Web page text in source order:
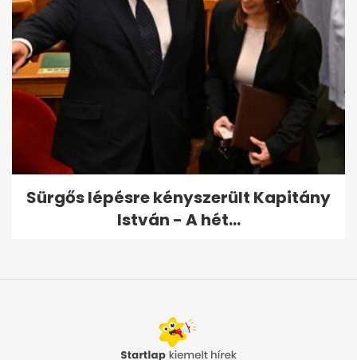
Sürgős lépésre kényszerült Kapitány
István - A hét...